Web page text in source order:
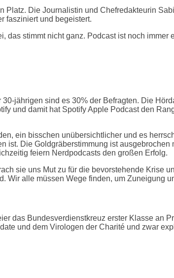
Die Journalistin und Chefredakteurin
fasziniert und begeistert.
das stimmt nicht ganz. Podcast ist noch
jährigen sind es 30% der Befragten. Die
und damit hat Spotify Apple Podcast den
ein bisschen unübersichtlicher und es
ist. Die Goldgräberstimmung ist
feiern Nerdpodcasts den großen Erfolg.
sie uns Mut zu für die bevorstehende Krise
alle müssen Wege finden, um Zuneigung
das Bundesverdienstkreuz erster Klasse an
und dem Virologen der Charité und zwar